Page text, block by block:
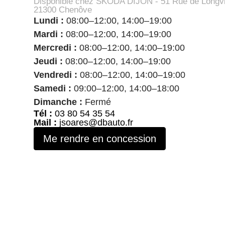
21300 Chenôve
Lundi : 08:00–12:00, 14:00–19:00
Mardi : 08:00–12:00, 14:00–19:00
Mercredi : 08:00–12:00, 14:00–19:00
Jeudi : 08:00–12:00, 14:00–19:00
Vendredi : 08:00–12:00, 14:00–19:00
Samedi : 09:00–12:00, 14:00–18:00
Dimanche : Fermé
Tél : 03 80 54 35 54
Mail : jsoares@dbauto.fr
Me rendre en concession